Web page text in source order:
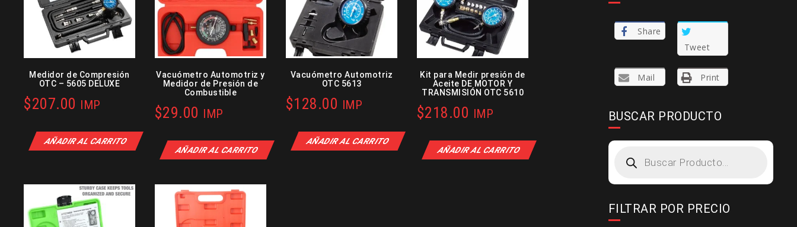
Medidor de Compresión
OTC – 5605 DELUXE
$207.00 IMP
AÑADIR AL CARRITO
Vacuómetro Automotriz y
Medidor de Presión de
Combustible
$29.00 IMP
AÑADIR AL CARRITO
Vacuómetro Automotriz
OTC 5613
$128.00 IMP
AÑADIR AL CARRITO
Kit para Medir presión de
Aceite DE MOTOR Y
TRANSMISIÓN OTC 5610
$218.00 IMP
AÑADIR AL CARRITO
Share
Tweet
Mail Print
BUSCAR PRODUCTO
search
FILTRAR POR PRECIO